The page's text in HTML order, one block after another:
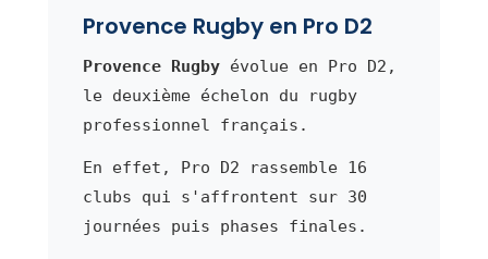
Provence Rugby en Pro D2
Provence Rugbyévolue en Pro D2,
le deuxième échelon du rugby
professionnel français.
En effet, Pro D2 rassemble 16
clubs qui s'affrontent sur 30
journées puis phases finales.